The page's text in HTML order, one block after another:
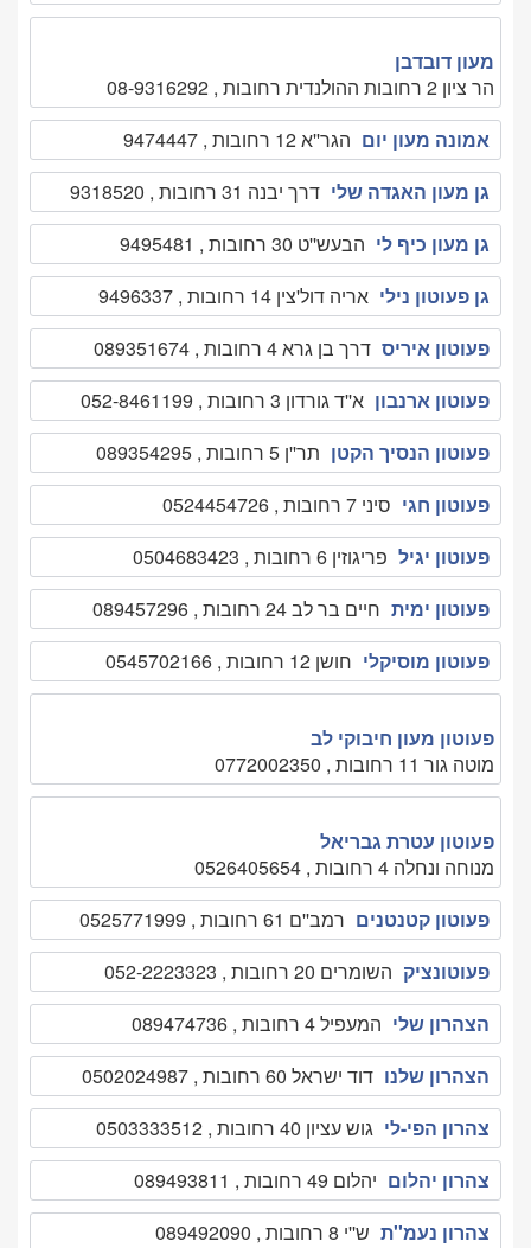
מעון דובדבן
הר ציון 2 רחובות ההולנדית רחובות , 08-9316292
אמונה מעון יום הגר''א 12 רחובות , 9474447
גן מעון האגדה שלי דרך יבנה 31 רחובות , 9318520
גן מעון כיף לי הבעש''ט 30 רחובות , 9495481
גן פעוטון נילי אריה דול'צין 14 רחובות , 9496337
פעוטון איריס דרך בן גרא 4 רחובות , 089351674
פעוטון ארנבון א''ד גורדון 3 רחובות , 052-8461199
פעוטון הנסיך הקטן תר''ן 5 רחובות , 089354295
פעוטון חגי סיני 7 רחובות , 0524454726
פעוטון יגיל פריגוזין 6 רחובות , 0504683423
פעוטון ימית חיים בר לב 24 רחובות , 089457296
פעוטון מוסיקלי חושן 12 רחובות , 0545702166
פעוטון מעון חיבוקי לב
מוטה גור 11 רחובות , 0772002350
פעוטון עטרת גבריאל
מנוחה ונחלה 4 רחובות , 0526405654
פעוטון קטנטנים רמב''ם 61 רחובות , 0525771999
פעוטונציק השומרים 20 רחובות , 052-2223323
הצהרון שלי המעפיל 4 רחובות , 089474736
הצהרון שלנו דוד ישראל 60 רחובות , 0502024987
צהרון הפי-לי גוש עציון 40 רחובות , 0503333512
צהרון יהלום יהלום 49 רחובות , 089493811
צהרון נעמ''ת ש''י 8 רחובות , 089492090